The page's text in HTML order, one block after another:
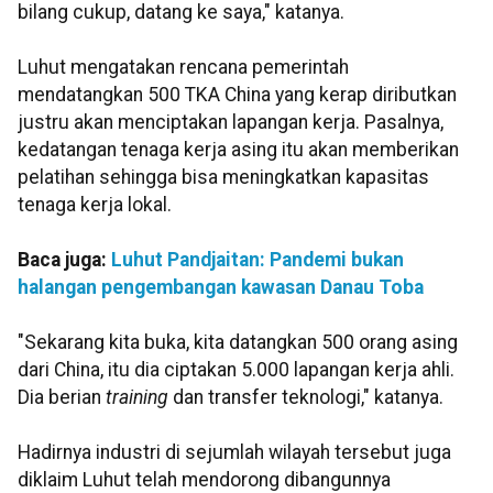
bilang cukup, datang ke saya," katanya.
Luhut mengatakan rencana pemerintah
mendatangkan 500 TKA China yang kerap diributkan
justru akan menciptakan lapangan kerja. Pasalnya,
kedatangan tenaga kerja asing itu akan memberikan
pelatihan sehingga bisa meningkatkan kapasitas
tenaga kerja lokal.
Baca juga: Luhut Pandjaitan: Pandemi bukan
halangan pengembangan kawasan Danau Toba
"Sekarang kita buka, kita datangkan 500 orang asing
dari China, itu dia ciptakan 5.000 lapangan kerja ahli.
Dia berian training dan transfer teknologi," katanya.
Hadirnya industri di sejumlah wilayah tersebut juga
diklaim Luhut telah mendorong dibangunnya